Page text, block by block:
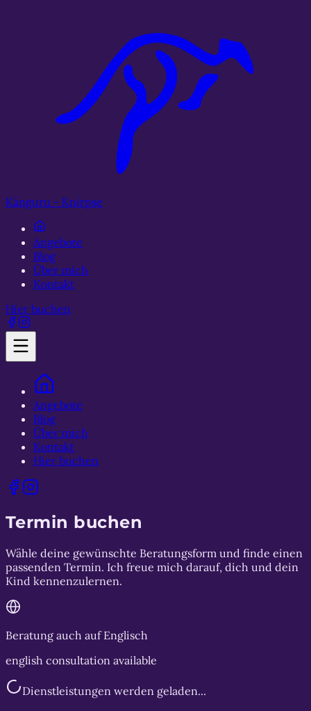
Känguru - Knirpse
Angebote
Blog
Über mich
Kontakt
Hier buchen
Angebote
Blog
Über mich
Kontakt
Hier buchen
Termin buchen
Wähle deine gewünschte Beratungsform und finde einen
passenden Termin. Ich freue mich darauf, dich und dein
Kind kennenzulernen.
Beratung auch auf Englisch
english consultation available
Dienstleistungen werden geladen...